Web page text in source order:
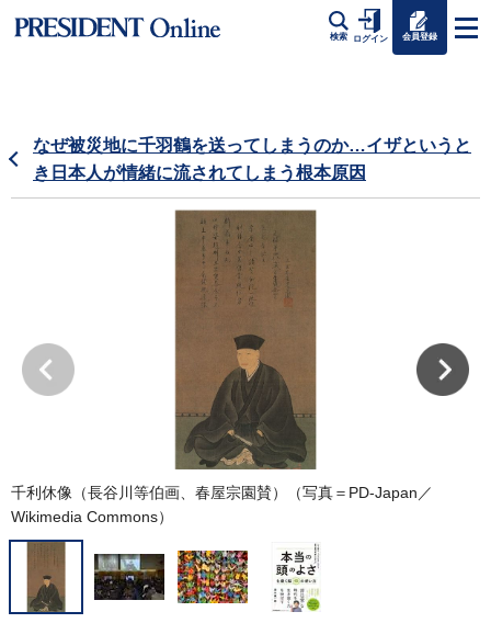
検索 ログイン 会員登録
なぜ被災地に千羽鶴を送ってしまうのか…イザというと
き日本人が情緒に流されてしまう根本原因
千利休像（長谷川等伯画、春屋宗園賛）（写真＝PD-Japan／
Wikimedia Commons）